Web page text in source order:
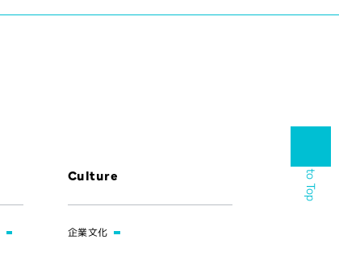
Culture
企業文化
Back to Top